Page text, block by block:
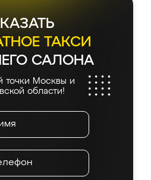
ТАКСИ
САЛОНА
точки Москвы и
области!